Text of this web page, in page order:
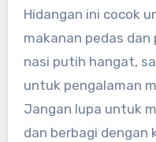
Hidangan ini cocok
makanan pedas dan
nasi putih hangat,
untuk pengalaman
Jangan lupa untuk
dan berbagi